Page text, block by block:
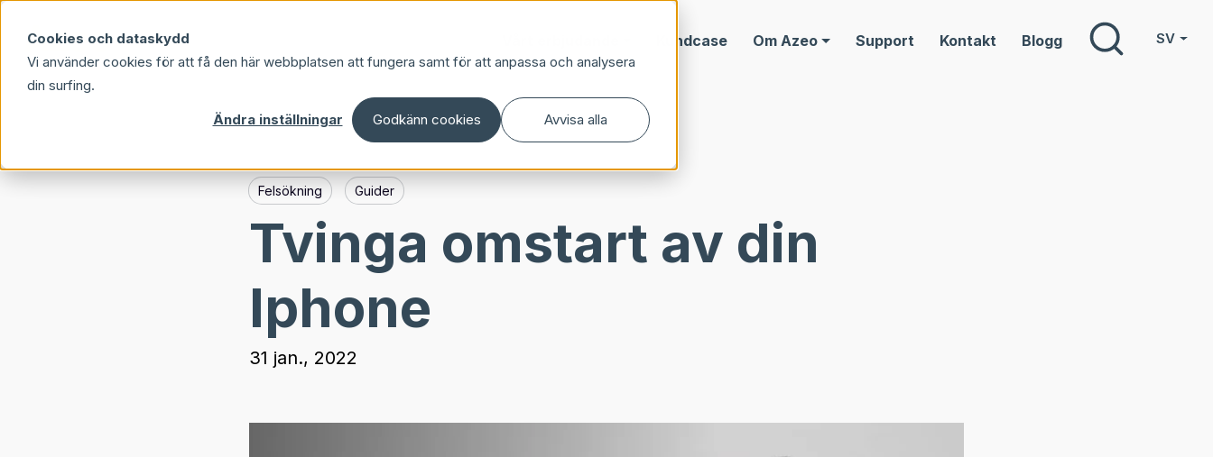
Cookies och dataskydd
Vi använder cookies för att få den här webbplatsen att fungera samt för att anpassa och analysera
din surfing.
Ändra inställningar
Godkänn cookies Avvisa alla
Kundcase Om Azeo Support Kontakt Blogg SV
Felsökning Guider
Tvinga omstart av din
Iphone
31 jan., 2022